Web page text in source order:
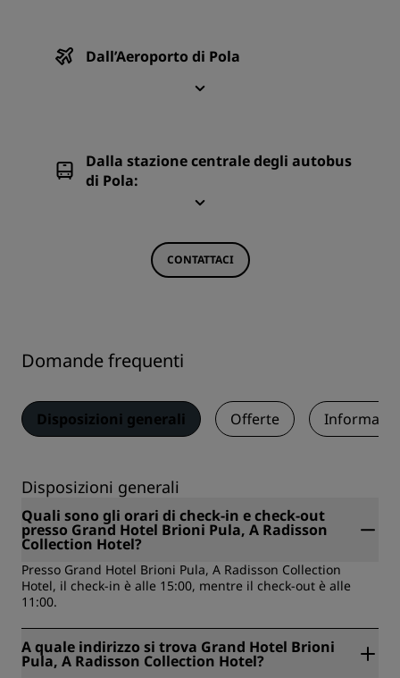
Dall’Aeroporto di Pola
Dalla stazione centrale degli autobus
di Pola:
CONTATTACI
Domande frequenti
Disposizioni generali Offerte
Disposizioni generali
Quali sono gli orari di check-in e check-out
presso Grand Hotel Brioni Pula, A Radisson
Collection Hotel?
Presso Grand Hotel Brioni Pula, A Radisson Collection
Hotel, il check-in è alle 15:00, mentre il check-out è alle
11:00.
A quale indirizzo si trova Grand Hotel Brioni
Pula, A Radisson Collection Hotel?